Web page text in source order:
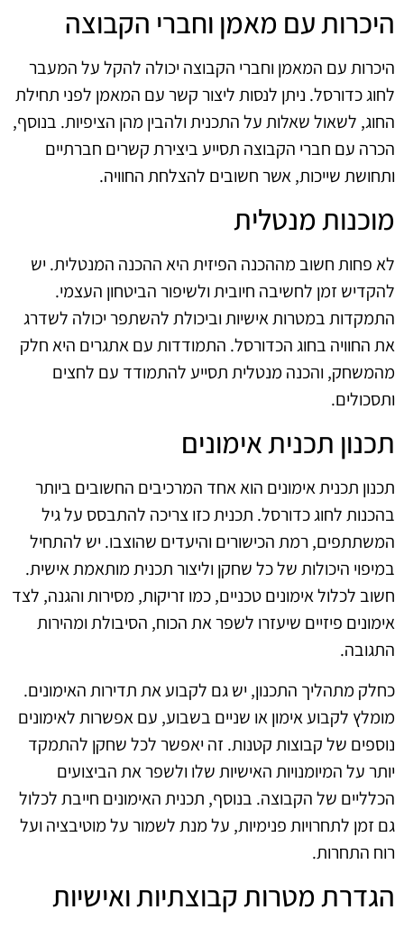
היכרות עם מאמן וחברי הקבוצה
היכרות עם המאמן וחברי הקבוצה יכולה להקל על המעבר
לחוג כדורסל. ניתן לנסות ליצור קשר עם המאמן לפני תחילת
החוג, לשאול שאלות על התכנית ולהבין מהן הציפיות. בנוסף,
הכרה עם חברי הקבוצה תסייע ביצירת קשרים חברתיים
ותחושת שייכות, אשר חשובים להצלחת החוויה.
מוכנות מנטלית
לא פחות חשוב מההכנה הפיזית היא ההכנה המנטלית. יש
להקדיש זמן לחשיבה חיובית ולשיפור הביטחון העצמי.
התמקדות במטרות אישיות וביכולת להשתפר יכולה לשדרג
את החוויה בחוג הכדורסל. התמודדות עם אתגרים היא חלק
מהמשחק, והכנה מנטלית תסייע להתמודד עם לחצים
ותסכולים.
תכנון תכנית אימונים
תכנון תכנית אימונים הוא אחד המרכיבים החשובים ביותר
בהכנות לחוג כדורסל. תכנית כזו צריכה להתבסס על גיל
המשתתפים, רמת הכישורים והיעדים שהוצבו. יש להתחיל
במיפוי היכולות של כל שחקן וליצור תכנית מותאמת אישית.
חשוב לכלול אימונים טכניים, כמו זריקות, מסירות והגנה, לצד
אימונים פיזיים שיעזרו לשפר את הכוח, הסיבולת ומהירות
התגובה.
כחלק מתהליך התכנון, יש גם לקבוע את תדירות האימונים.
מומלץ לקבוע אימון או שניים בשבוע, עם אפשרות לאימונים
נוספים של קבוצות קטנות. זה יאפשר לכל שחקן להתמקד
יותר על המיומנויות האישיות שלו ולשפר את הביצועים
הכלליים של הקבוצה. בנוסף, תכנית האימונים חייבת לכלול
גם זמן לתחרויות פנימיות, על מנת לשמור על מוטיבציה ועל
רוח התחרות.
הגדרת מטרות קבוצתיות ואישיות